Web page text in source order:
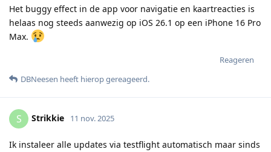
Het buggy effect in de app voor navigatie en kaartreacties is
helaas nog steeds aanwezig op iOS 26.1 op een iPhone 16 Pro
Max.
Reageren
DBNeesen heeft hierop gereageerd.
S Strikkie 11 nov. 2025
Ik instaleer alle updates via testflight automatisch maar sinds